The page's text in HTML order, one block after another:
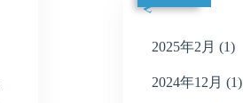
2025年2月 (1)
2024年12月 (1)